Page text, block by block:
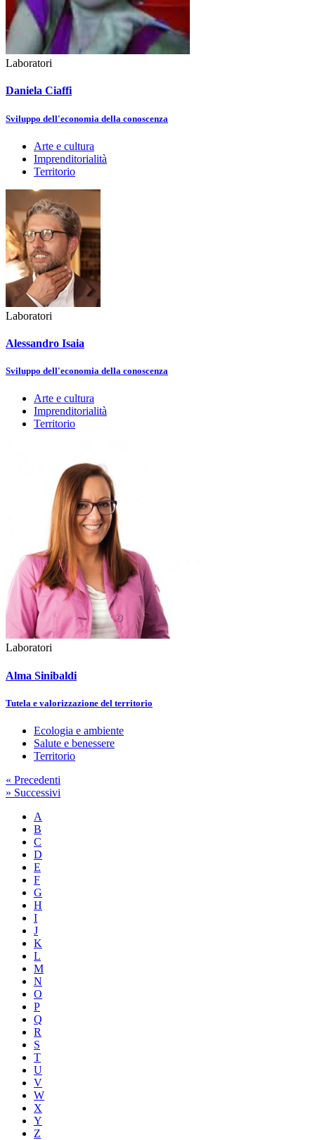
Laboratori
Daniela Ciaffi
Sviluppo dell'economia della conoscenza
Arte e cultura
Imprenditorialità
Territorio
Laboratori
Alessandro Isaia
Sviluppo dell'economia della conoscenza
Arte e cultura
Imprenditorialità
Territorio
Laboratori
Alma Sinibaldi
Tutela e valorizzazione del territorio
Ecologia e ambiente
Salute e benessere
Territorio
« Precedenti
» Successivi
A
B
C
D
E
F
G
H
I
J
K
L
M
N
O
P
Q
R
S
T
U
V
W
X
Y
Z